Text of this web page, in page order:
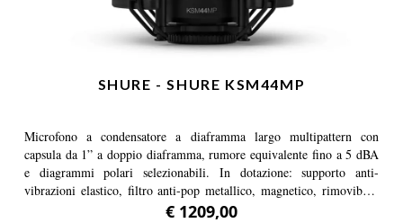
SHURE - SHURE KSM44MP
Microfono a condensatore a diaframma largo multipattern con
capsula da 1” a doppio diaframma, rumore equivalente fino a 5 dBA
e diagrammi polari selezionabili. In dotazione: supporto anti-
vibrazioni elastico, filtro anti-pop metallico, magnetico, rimovibile.
Indicato per applicazioni professionali che richiedono versatilità,
€ 1209,00